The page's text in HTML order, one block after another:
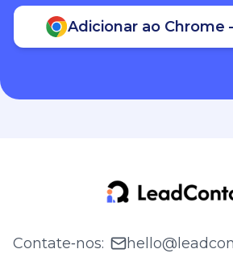
Adicionar ao Chrome
Contate‑nos: